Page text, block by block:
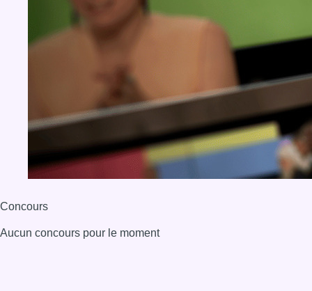
Concours
Aucun concours pour le moment